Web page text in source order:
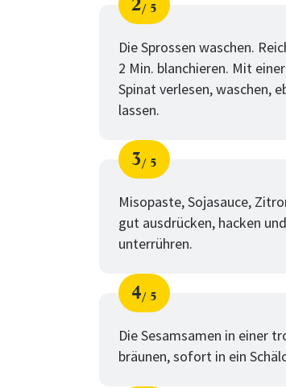
Schritt
von
5
Die Sprossen waschen.
2 Min. blanchieren. Mit
Spinat verlesen, waschen,
lassen.
Schritt
3
von
5
Misopaste, Sojasauce,
gut ausdrücken, hacken
unterrühren.
Schritt
4
von
5
Die Sesamsamen in einer
bräunen, sofort in ein